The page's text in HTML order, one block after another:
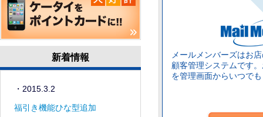
新着情報
メールメンバーズはお
顧客管理システムです
を管理画面からいつで